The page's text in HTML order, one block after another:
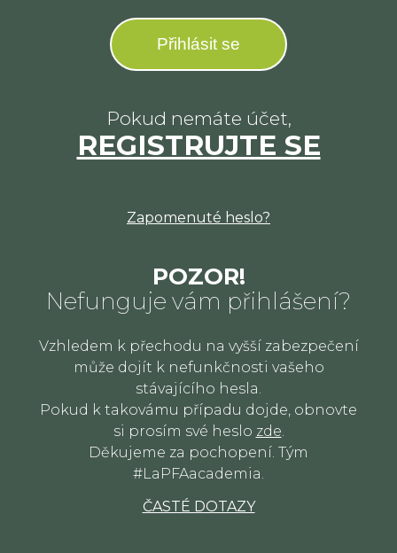
Přihlásit se
Pokud nemáte účet,
REGISTRUJTE SE
Zapomenuté heslo?
POZOR!
Nefunguje vám přihlášení?
Vzhledem k přechodu na vyšší zabezpečení
může dojít k nefunkčnosti vašeho
stávajícího hesla.
Pokud k takovámu případu dojde, obnovte
si prosím své heslo zde.
Děkujeme za pochopení. Tým
#LaPFAacademia.
ČASTÉ DOTAZY